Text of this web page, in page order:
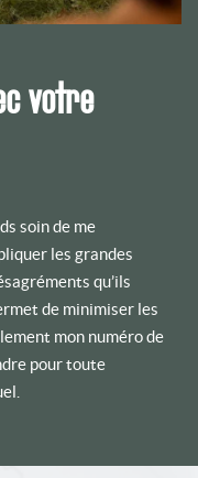
votre
soin de me
les grandes
qu’ils
de minimiser les
mon numéro de
pour toute